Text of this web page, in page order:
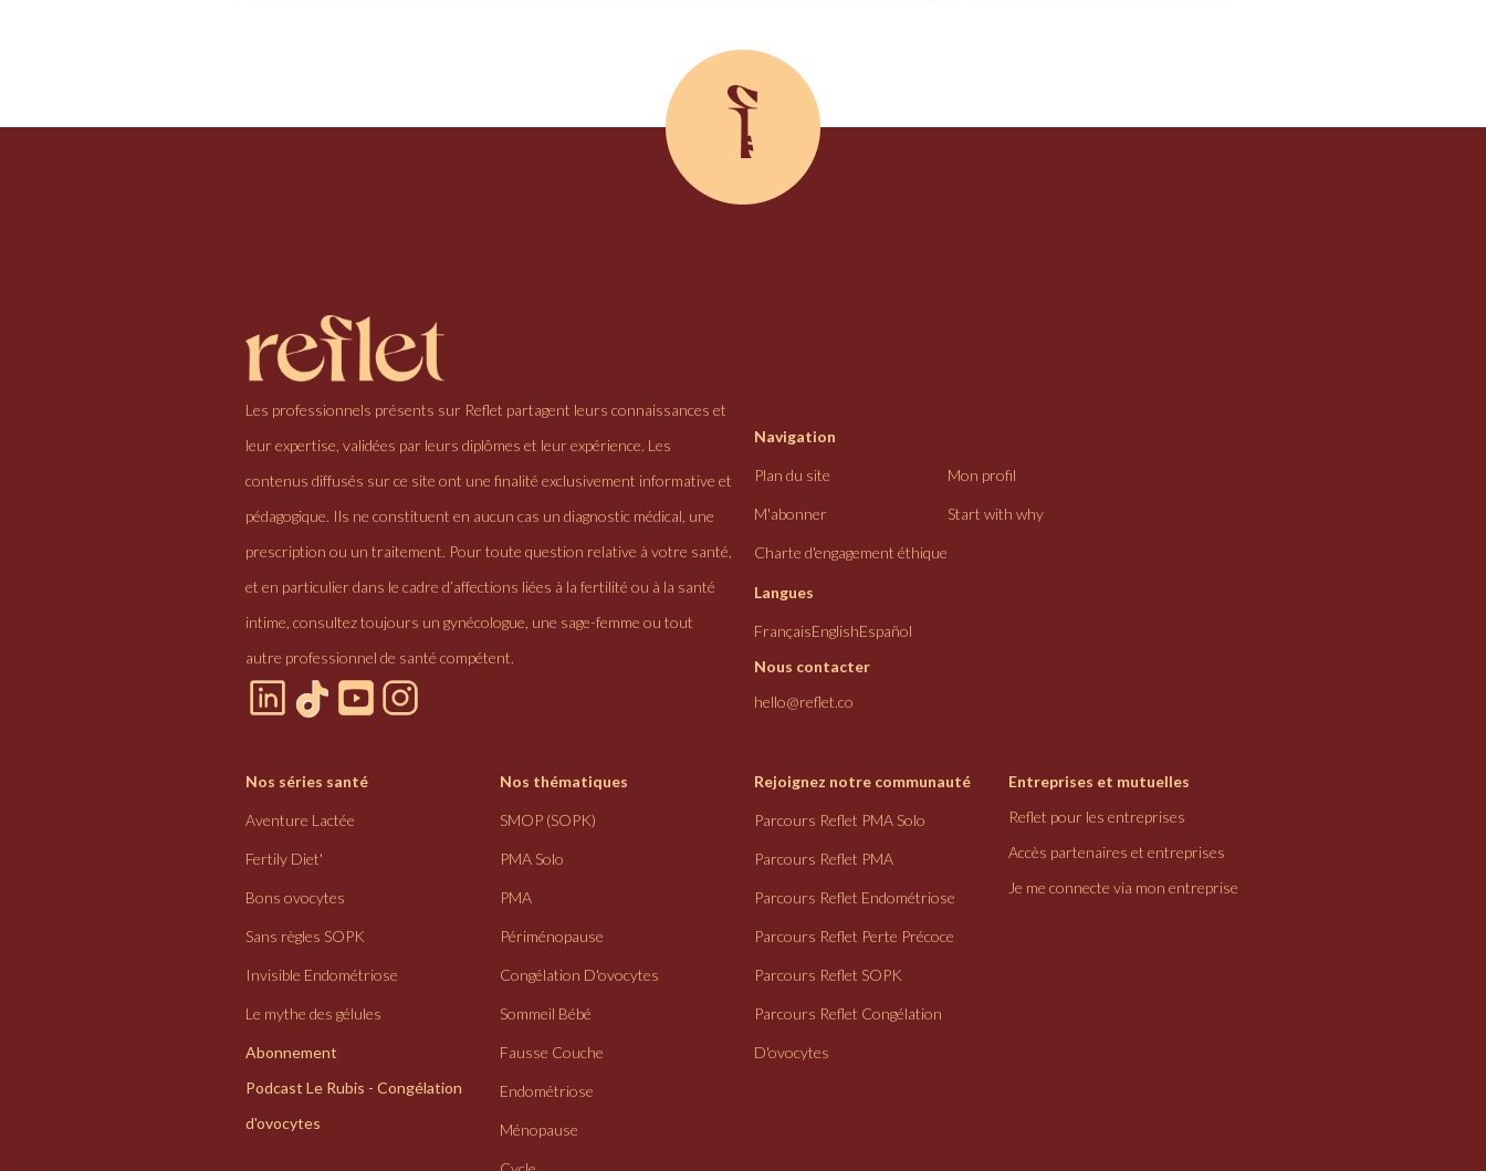
Les professionnels présents sur Reflet partagent leurs connaissances et
leur expertise, validées par leurs diplômes et leur expérience. Les
contenus diffusés sur ce site ont une finalité exclusivement informative et
pédagogique. Ils ne constituent en aucun cas un diagnostic médical, une
prescription ou un traitement. Pour toute question relative à votre santé,
et en particulier dans le cadre d’affections liées à la fertilité ou à la santé
intime, consultez toujours un gynécologue, une sage-femme ou tout
autre professionnel de santé compétent.
Navigation
Plan du site Mon profil
M'abonner Start with why
Charte d'engagement éthique
Langues
FrançaisEnglishEspañol
Nous contacter
hello@reflet.co
Nos séries santé
Aventure Lactée
Fertily Diet'
Bons ovocytes
Sans règles SOPK
Invisible Endométriose
Le mythe des gélules
Abonnement
Podcast Le Rubis - Congélation
d'ovocytes
Nos thématiques
SMOP (SOPK)
PMA Solo
PMA
Périménopause
Congélation D'ovocytes
Sommeil Bébé
Fausse Couche
Endométriose
Ménopause
Rejoignez notre communauté
Parcours Reflet PMA Solo
Parcours Reflet PMA
Parcours Reflet Endométriose
Parcours Reflet Perte Précoce
Parcours Reflet SOPK
Parcours Reflet Congélation
D'ovocytes
Entreprises et mutuelles
Reflet pour les entreprises
Accès partenaires et entreprises
Je me connecte via mon entreprise